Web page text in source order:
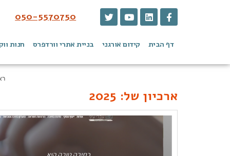
050-5570750
דף הבית קידום אורגני בניית אתרי וורדפרס חנות
ארכיון של: 2025